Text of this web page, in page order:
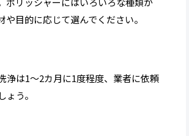
や目的に応じて選んでください。
浄は1〜2カ月に1度程度、業者に依頼
ょう。